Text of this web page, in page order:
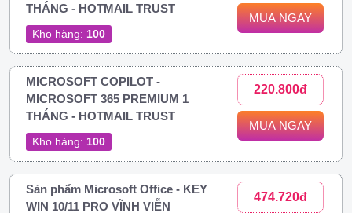
THÁNG - HOTMAIL TRUST
Kho hàng: 100
MUA NGAY
MICROSOFT COPILOT -
MICROSOFT 365 PREMIUM 1
THÁNG - HOTMAIL TRUST
Kho hàng: 100
220.800đ
MUA NGAY
Sản phẩm Microsoft Office - KEY
WIN 10/11 PRO VĨNH VIỄN
474.720đ